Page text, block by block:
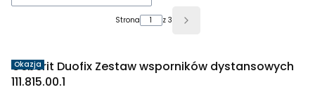
Strona z 3 Następne produkty
Okazja
Geberit Duofix Zestaw wsporników dystansowych
111.815.00.1